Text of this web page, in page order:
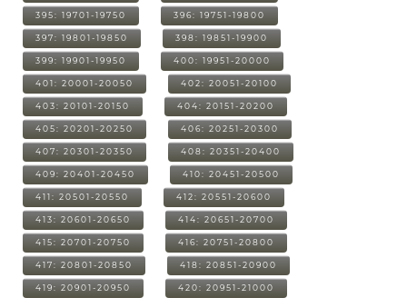
395: 19701-19750 396: 19751-19800
397: 19801-19850 398: 19851-19900
399: 19901-19950 400: 19951-20000
401: 20001-20050 402: 20051-20100
403: 20101-20150 404: 20151-20200
405: 20201-20250 406: 20251-20300
407: 20301-20350 408: 20351-20400
409: 20401-20450 410: 20451-20500
411: 20501-20550 412: 20551-20600
413: 20601-20650 414: 20651-20700
415: 20701-20750 416: 20751-20800
417: 20801-20850 418: 20851-20900
419: 20901-20950 420: 20951-21000